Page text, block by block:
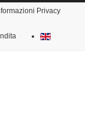
Privacy